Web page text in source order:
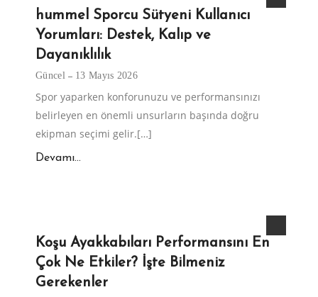
hummel Sporcu Sütyeni Kullanıcı
Yorumları: Destek, Kalıp ve
Dayanıklılık
Güncel 13 Mayıs 2026
Spor yaparken konforunuzu ve performansınızı
belirleyen en önemli unsurların başında doğru
ekipman seçimi gelir.[…]
Devamı...
Koşu Ayakkabıları Performansını En
Çok Ne Etkiler? İşte Bilmeniz
Gerekenler